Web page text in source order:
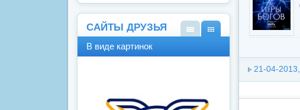
21-04-
САЙТЫ ДРУЗЬЯ
В виде картинок